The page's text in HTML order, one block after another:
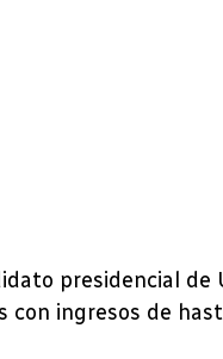
presidencial
con ingresos de